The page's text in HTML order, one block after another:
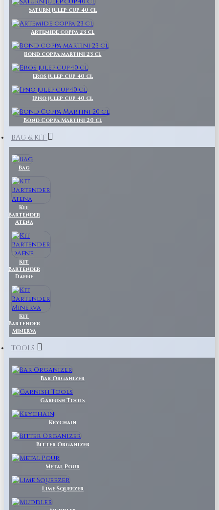
Saturn julep cup 40 cl
Artemide coppa 23 cl
Bond coppa martini 23 cl
Eros julep cup 40 cl
Ipno julep cup 40 cl
Bond Coppa Martini 20 cl
BAG & KIT
Bag
Kit
Bartender
Atena
Kit
Bartender
Dafne
Kit
Bartender
Minerva
TOOLS
Bar Organizer
Garnish Tools
Keychain
Bitter Organizer
Metal Pour
Lime Squeezer